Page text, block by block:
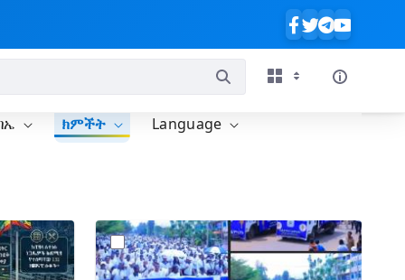
ክምችት Language
?
version=1.0&t=1777650549441&image
Thumbnail=1